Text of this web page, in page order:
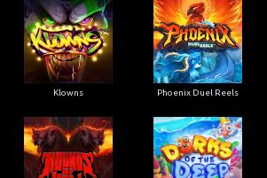
Klowns Phoenix Duel Reels